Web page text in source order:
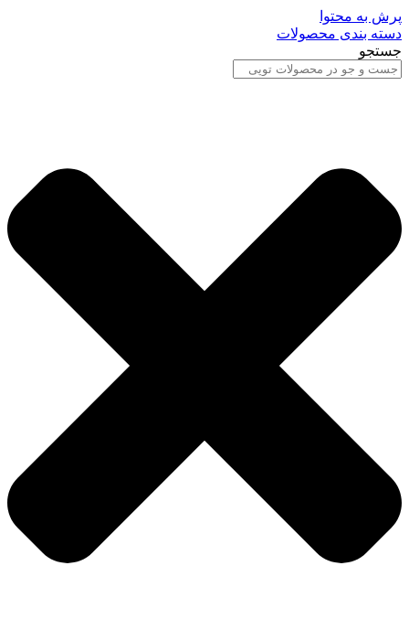
پرش به محتوا
دسته بندی محصولات
جستجو